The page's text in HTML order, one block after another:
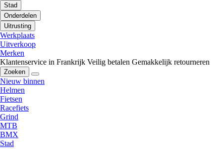
Stad
Onderdelen
Uitrusting
Werkplaats
Uitverkoop
Merken
Klantenservice in Frankrijk Veilig betalen Gemakkelijk retourneren
Zoeken
Nieuw binnen
Helmen
Fietsen
Racefiets
Grind
MTB
BMX
Stad